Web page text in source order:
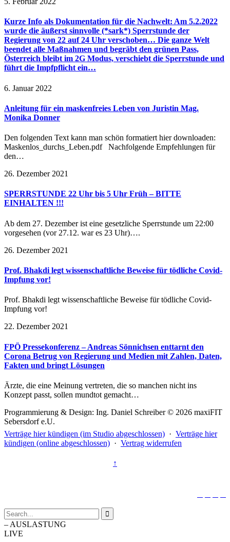
Kurze Info als Dokumentation für die Nachwelt: Am 5.2.2022
wurde die äußerst sinnvolle (*sark*) Sperrstunde der
Regierung von 22 auf 24 Uhr verschoben… Die ganze Welt
beendet alle Maßnahmen und begräbt den grünen Pass,
Österreich bleibt im 2G Modus, verschiebt die Sperrstunde und
führt die Impfpflicht ein…
6. Januar 2022
Anleitung für ein maskenfreies Leben von Juristin Mag.
Monika Donner
Den folgenden Text kann man schön formatiert hier downloaden:
Maskenlos_durchs_Leben.pdf Nachfolgende Empfehlungen für
den…
26. Dezember 2021
SPERRSTUNDE 22 Uhr bis 5 Uhr Früh – BITTE
EINHALTEN !!!
Ab dem 27. Dezember ist eine gesetzliche Sperrstunde um 22:00
vorgesehen (vor 27.12. war es 23 Uhr)….
26. Dezember 2021
Prof. Bhakdi legt wissenschaftliche Beweise für tödliche Covid-
Impfung vor!
Prof. Bhakdi legt wissenschaftliche Beweise für tödliche Covid-
Impfung vor!
22. Dezember 2021
FPÖ Pressekonferenz – Andreas Sönnichsen enttarnt den
Corona Betrug von Regierung und Medien mit Zahlen, Daten,
Fakten und bringt Lösungen
Ärzte, die eine Meinung vertreten, die so manchen nicht ins
Konzept passt, sollen mundtot gemacht…
Programmierung & Design: Ing. Daniel Schreiber © 2026 maxiFIT
Sebersdorf e.U.
Verträge hier kündigen (im Studio abgeschlossen) · Verträge hier
kündigen (online abgeschlossen) · Vertrag widerrufen
↑

– AUSLASTUNG
LIVE